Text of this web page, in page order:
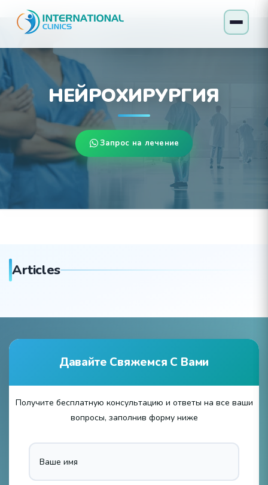
НЕЙРОХИРУРГИЯ
Запрос на лечение
Articles
Давайте Свяжемся С Вами
Получите бесплатную консультацию и ответы на все ваши
вопросы, заполнив форму ниже